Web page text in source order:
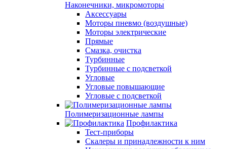
Наконечники, микромоторы
Аксессуары
Моторы пневмо (воздушные)
Моторы электрические
Прямые
Смазка, очистка
Турбинные
Турбинные с подсветкой
Угловые
Угловые повышающие
Угловые с подсветкой
Полимеризационные лампы
Профилактика
Тест-приборы
Скалеры и принадлежности к ним